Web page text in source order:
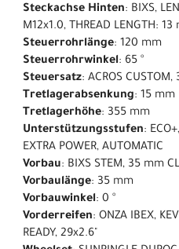
Steckachse Hinten: BIXS,
M12x1.0, THREAD LENGTH: 13
Steuerrohrlänge: 120 mm
Steuerrohrwinkel: 65 °
Steuersatz: ACROS
Tretlagerabsenkung: 15 mm
Tretlagerhöhe: 355 mm
Unterstützungsstufen:
EXTRA POWER, AUTOMATIC
Vorbau: BIXS STEM, 35 mm
Vorbaulänge: 35 mm
Vorbauwinkel: 0 °
Vorderreifen: ONZA IBEX,
READY, 29x2.6"